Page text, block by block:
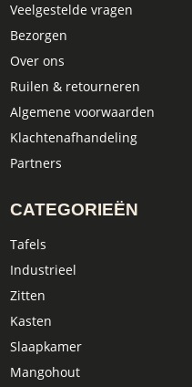
Veelgestelde vragen
Bezorgen
Over ons
Ruilen & retourneren
Algemene voorwaarden
Klachtenafhandeling
Partners
CATEGORIEËN
Tafels
Industrieel
Zitten
Kasten
Slaapkamer
Mangohout